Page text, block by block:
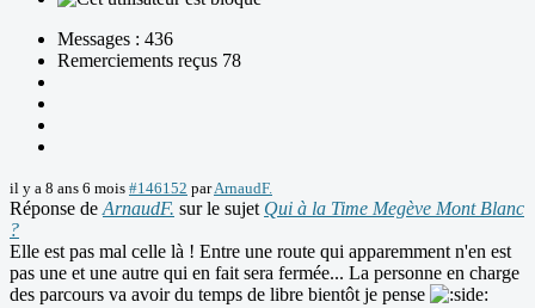
Messages : 436
Remerciements reçus 78
il y a 8 ans 6 mois #146152 parArnaudF.
Réponse de ArnaudF. sur le sujet Qui à la Time Megève Mont Blanc
?
Elle est pas mal celle là ! Entre une route qui apparemment n'en est
pas une et une autre qui en fait sera fermée... La personne en charge
des parcours va avoir du temps de libre bientôt je pense